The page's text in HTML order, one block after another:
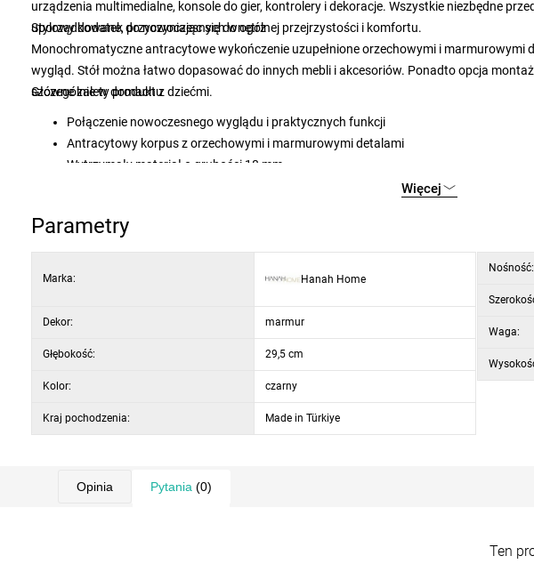
urządzenia multimedialne, konsole do gier, kontrolery i dekoracje. Wszystkie niezbędne
uporządkowane, przyczyniając się do ogólnej przejrzystości i komfortu.
Stylowy dodatek do nowoczesnych wnętrz
Monochromatyczne antracytowe wykończenie uzupełnione orzechowymi i
wygląd. Stół można łatwo dopasować do innych mebli i akcesoriów. Ponadto opcja
szczególnie w domach z dziećmi.
Główne zalety produktu
Połączenie nowoczesnego wyglądu i praktycznych funkcji
Antracytowy korpus z orzechowymi i marmurowymi detalami
Wytrzymały materiał o grubości 18 mm
Materiał: 100% płyta wiórowa pokryta melaminą
Grubość materiału: 18 mm
Wymiary stolika pod telewizor: szerokość 150 cm, wysokość 40,6 cm, głębokość 29,5
Więcej
Parametry
Marka: Hanah Home
Dekor: marmur
Głębokość: 29,5 cm
Kolor: czarny
Kraj pochodzenia: Made in Türkiye
Nośność:
Waga:
Opinia Pytania (0)
Ten